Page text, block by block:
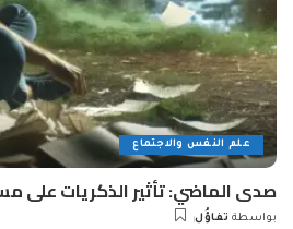
علم النفس والاجتماع
صدى الماضي: تأثير الذكريات على
بواسطة تفاؤُل